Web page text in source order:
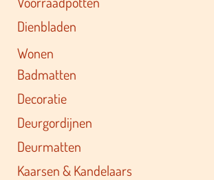
Dienbladen
Wonen
Badmatten
Decoratie
Deurgordijnen
Deurmatten
Kaarsen & Kandelaars